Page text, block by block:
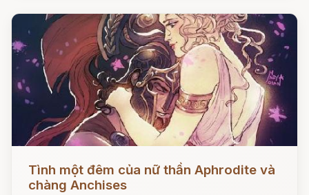
Tình một đêm của nữ thần Aphrodite và
chàng Anchises